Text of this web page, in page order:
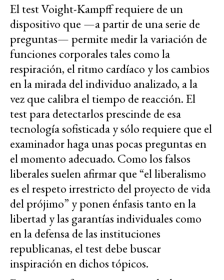
El test Voight-Kampff requiere de un
dispositivo que —a partir de una serie de
preguntas— permite medir la variación de
funciones corporales tales como la
respiración, el ritmo cardíaco y los cambios
en la mirada del individuo analizado, a la
vez que calibra el tiempo de reacción. El
test para detectarlos prescinde de esa
tecnología sofisticada y sólo requiere que el
examinador haga unas pocas preguntas en
el momento adecuado. Como los falsos
liberales suelen afirmar que “el liberalismo
es el respeto irrestricto del proyecto de vida
del prójimo” y ponen énfasis tanto en la
libertad y las garantías individuales como
en la defensa de las instituciones
republicanas, el test debe buscar
inspiración en dichos tópicos.